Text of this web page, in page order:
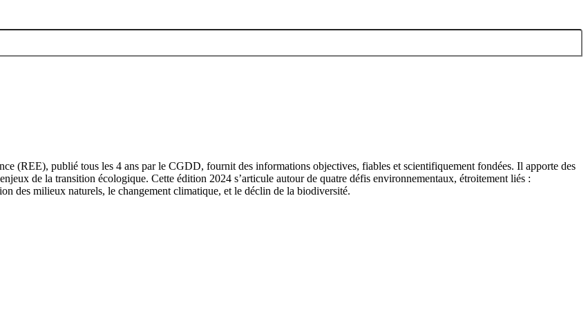
(REE), publié tous les 4 ans par le CGDD, fournit des informations objectives, fiables et scientifiquement fondées. Il apporte des
de la transition écologique. Cette édition 2024 s’articule autour de quatre défis environnementaux, étroitement liés :
des milieux naturels, le changement climatique, et le déclin de la biodiversité.